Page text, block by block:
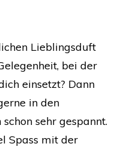
Lieblingsduft
bei der
einsetzt? Dann
in den
sehr gespannt.
Spass mit der